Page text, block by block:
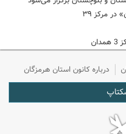
مرکز ۳۹
درباره کانون استان هرمزگان